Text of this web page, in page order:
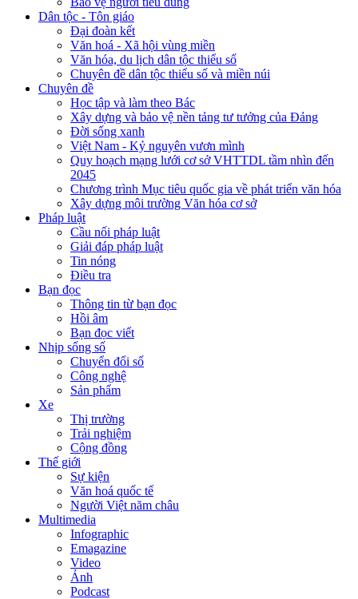
Dân tộc - Tôn giáo
Đại đoàn kết
Văn hoá - Xã hội vùng miền
Văn hóa, du lịch dân tộc thiểu số
Chuyên đề dân tộc thiểu số và miền núi
Chuyên đề
Học tập và làm theo Bác
Xây dựng và bảo vệ nền tảng tư tưởng của Đảng
Đời sống xanh
Việt Nam - Kỷ nguyên vươn mình
Quy hoạch mạng lưới cơ sở VHTTDL tầm nhìn đến
2045
Chương trình Mục tiêu quốc gia về phát triển văn hóa
Xây dựng môi trường Văn hóa cơ sở
Pháp luật
Cầu nối pháp luật
Giải đáp pháp luật
Tin nóng
Điều tra
Bạn đọc
Thông tin từ bạn đọc
Hồi âm
Bạn đọc viết
Nhịp sống số
Chuyển đổi số
Công nghệ
Sản phẩm
Xe
Thị trường
Trải nghiệm
Cộng đồng
Thế giới
Sự kiện
Văn hoá quốc tế
Người Việt năm châu
Multimedia
Infographic
Emagazine
Video
Ảnh
Podcast